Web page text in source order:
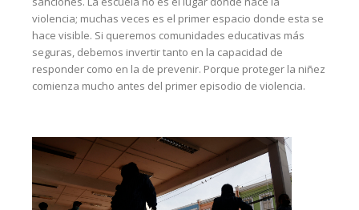
violencia; muchas veces es el primer espacio donde esta se
hace visible. Si queremos comunidades educativas más
seguras, debemos invertir tanto en la capacidad de
responder como en la de prevenir. Porque proteger la niñez
comienza mucho antes del primer episodio de violencia.